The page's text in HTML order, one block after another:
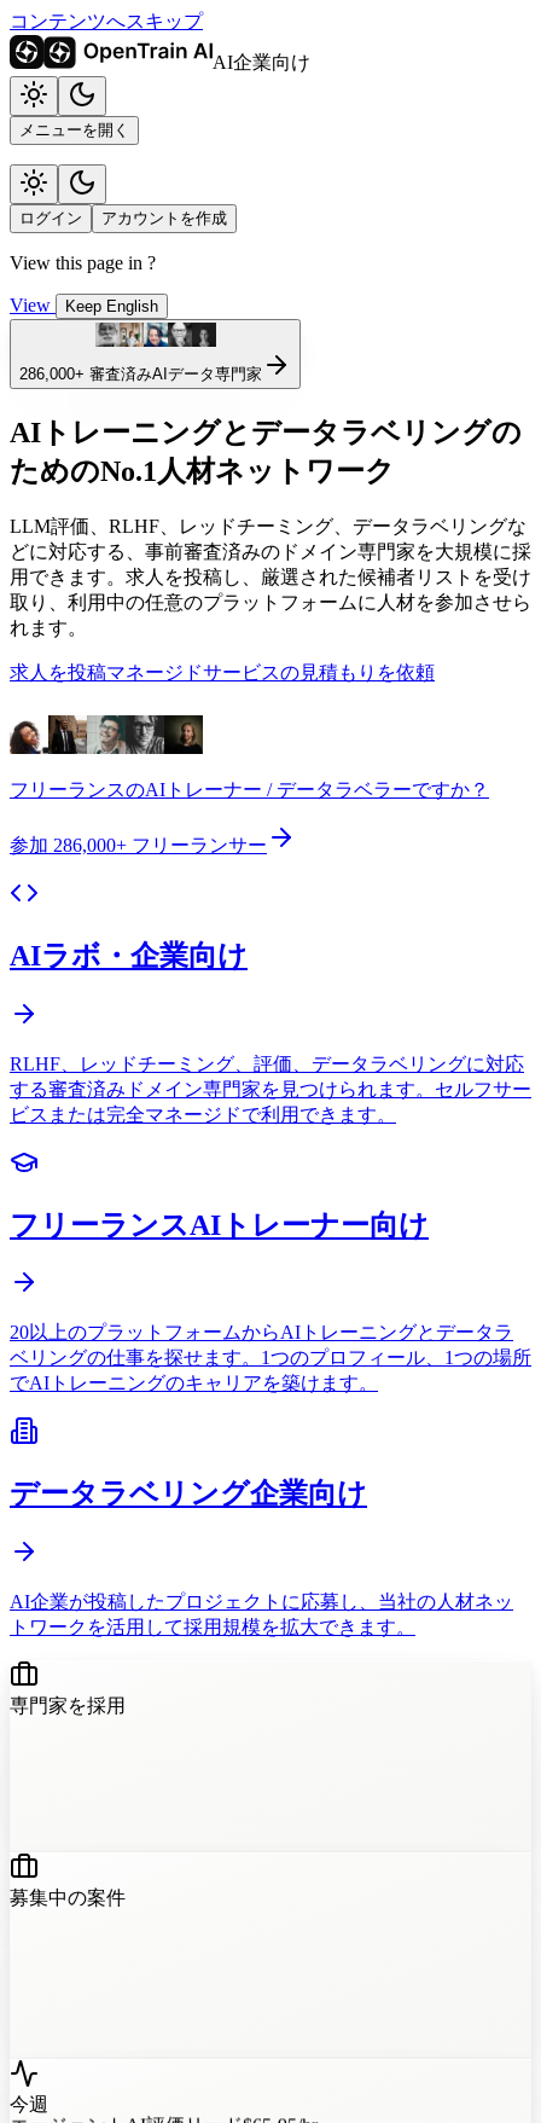
コンテンツへスキップ
AI企業向け
メニューを開く
ログイン アカウントを作成
View this page in ?
View Keep English
286,000+ 審査済みAIデータ専門家
AIトレーニングとデータラベリングの
ためのNo.1人材ネットワーク
LLM評価、RLHF、レッドチーミング、データラベリングな
どに対応する、事前審査済みのドメイン専門家を大規模に採
用できます。求人を投稿し、厳選された候補者リストを受け
取り、利用中の任意のプラットフォームに人材を参加させら
れます。
求人を投稿マネージドサービスの見積もりを依頼
フリーランスのAIトレーナー / データラベラーですか？
参加 286,000+ フリーランサー
AIラボ・企業向け
RLHF、レッドチーミング、評価、データラベリングに対応
する審査済みドメイン専門家を見つけられます。セルフサー
ビスまたは完全マネージドで利用できます。
フリーランスAIトレーナー向け
20以上のプラットフォームからAIトレーニングとデータラ
ベリングの仕事を探せます。1つのプロフィール、1つの場所
でAIトレーニングのキャリアを築けます。
データラベリング企業向け
AI企業が投稿したプロジェクトに応募し、当社の人材ネッ
トワークを活用して採用規模を拡大できます。
専門家を採用
募集中の案件
今週
エージェントAI評価リード